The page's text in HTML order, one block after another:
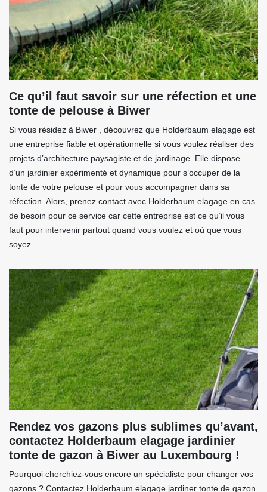
Ce qu’il faut savoir sur une réfection et une
tonte de pelouse à Biwer
Si vous résidez à Biwer , découvrez que Holderbaum elagage est
une entreprise fiable et opérationnelle si vous voulez réaliser des
projets d’architecture paysagiste et de jardinage. Elle dispose
d’un jardinier expérimenté et dynamique pour s’occuper de la
tonte de votre pelouse et pour vous accompagner dans sa
réfection. Alors, prenez contact avec Holderbaum elagage en cas
de besoin pour ce service car cette entreprise est ce qu’il vous
faut pour intervenir partout quand vous voulez et où que vous
soyez.
Rendez vos gazons plus sublimes qu’avant,
contactez Holderbaum elagage jardinier
tonte de gazon à Biwer au Luxembourg !
Pourquoi cherchiez-vous encore un spécialiste pour changer vos
gazons ? Contactez Holderbaum elagage jardiner tonte de gazon